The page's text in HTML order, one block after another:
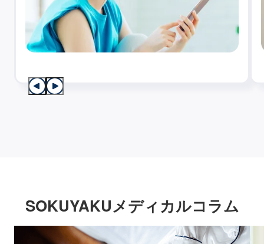
SOKUYAKUメディカルコラム